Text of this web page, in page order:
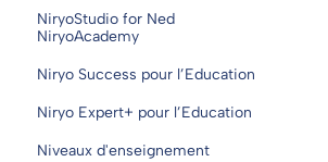
NiryoStudio for Ned
NiryoAcademy
Niryo Success pour l’Education
Niryo Expert+ pour l’Education
Niveaux d'enseignement